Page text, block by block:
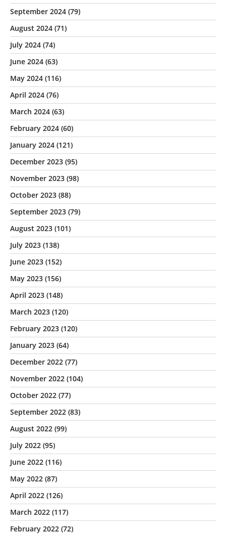
September 2024 (79)
August 2024 (71)
July 2024 (74)
June 2024 (63)
May 2024 (116)
April 2024 (76)
March 2024 (63)
February 2024 (60)
January 2024 (121)
December 2023 (95)
November 2023 (98)
October 2023 (88)
September 2023 (79)
August 2023 (101)
July 2023 (138)
June 2023 (152)
May 2023 (156)
April 2023 (148)
March 2023 (120)
February 2023 (120)
January 2023 (64)
December 2022 (77)
November 2022 (104)
October 2022 (77)
September 2022 (83)
August 2022 (99)
July 2022 (95)
June 2022 (116)
May 2022 (87)
April 2022 (126)
March 2022 (117)
February 2022 (72)